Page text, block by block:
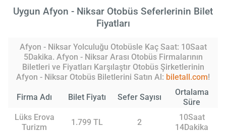
Uygun Afyon - Niksar Otobüs Seferlerinin Bilet
Fiyatları
Afyon - Niksar Yolculuğu Otobüsle Kaç Saat: 10Saat
5Dakika. Afyon - Niksar Arası Otobüs Firmalarının
Biletleri ve Fiyatları Karşılaştır Otobüs Şirketlerinin
Afyon - Niksar Otobüs Biletlerini Satın Al: biletall.com!
Firma Adı Bilet Fiyatı Sefer Sayısı
Ortalama
Süre
Lüks Erova
Turizm
1.799 TL 2
10Saat
14Dakika